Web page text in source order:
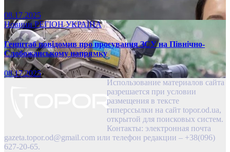
08.17.2025
НовиниРЕГІОНУКРАЇНА
Генштаб повідомив про просування ЗСУ на Північно-
Слобожанському напрямку
08.17.2025
Использование материалов сайта
разрешается при условии
размещения в тексте
гиперссылки на сайт topor.od.ua,
открытой для поисковых систем.
Контакты: электронная почта
gazeta.topor.od@gmail.com или телефон редакции – +38(096)
627-20-65.